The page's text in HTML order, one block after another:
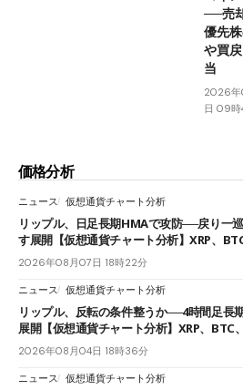
──売
優先
や買
当
2026
日 09
価格分析
ニュース 仮想通貨チャート分析
リップル、日足長期HMAで攻防──戻り一
す展開【仮想通貨チャート分析】XRP、
2026年08月07日 18時22分
ニュース 仮想通貨チャート分析
リップル、反転の条件整うか──4時間足長
展開【仮想通貨チャート分析】XRP、BTC
2026年08月04日 18時36分
ニュース 仮想通貨チャート分析